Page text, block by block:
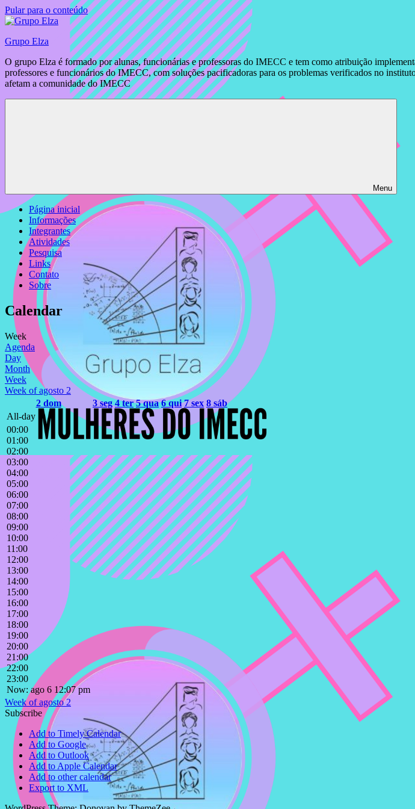
Pular para o conteúdo
Grupo Elza
O grupo Elza é formado por alunas, funcionárias e professoras do IMECC e tem como atribuição
professores e funcionários do IMECC, com soluções pacificadoras para os problemas verificados no
afetam a comunidade do IMECC
Menu
Página inicial
Informações
Integrantes
Atividades
Pesquisa
Links
Contato
Sobre
Calendar
Week
Agenda
Day
Month
Week
Week of agosto 2
2 dom 3 seg 4 ter 5 qua 6 qui 7 sex 8 sáb
All-day
00:00
01:00
02:00
03:00
04:00
05:00
06:00
07:00
08:00
09:00
10:00
11:00
12:00
13:00
14:00
15:00
16:00
17:00
18:00
19:00
20:00
21:00
22:00
23:00
Now: ago 6 12:07 pm
Week of agosto 2
Subscribe
Add to Timely Calendar
Add to Google
Add to Outlook
Add to Apple Calendar
Add to other calendar
Export to XML